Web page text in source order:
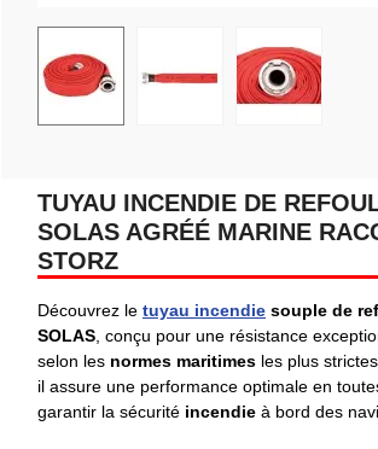
TUYAU INCENDIE DE
SOLAS AGRÉÉ MARINE
STORZ
Découvrez le tuyau incendie souple de
SOLAS , conçu pour une résistance
selon les normes maritimes les plus
il assure une performance optimale en
garantir la sécurité incendie à bord des